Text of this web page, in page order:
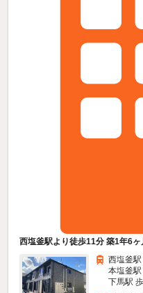
西塩釜駅より徒歩11分 築1年6
西塩釜駅
本塩釜駅
下馬駅 歩